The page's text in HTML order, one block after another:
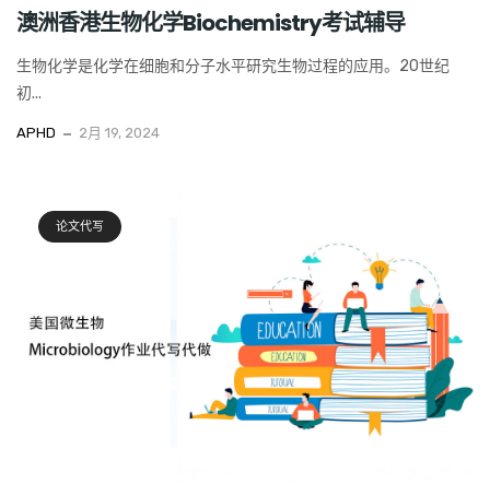
澳洲香港生物化学Biochemistry考试辅导
生物化学是化学在细胞和分子水平研究生物过程的应用。20世纪
初...
APHD 2月 19, 2024
论文代写